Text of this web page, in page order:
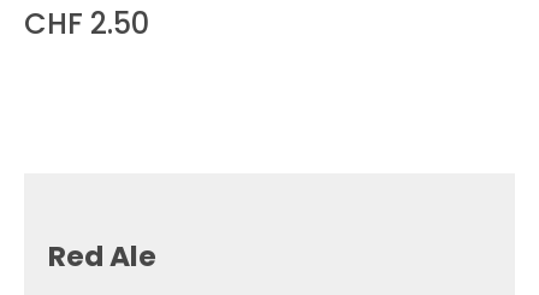
CHF 2.50
Red Ale